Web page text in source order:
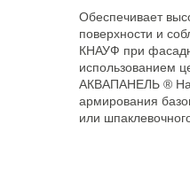
Обеспечивает
поверхности и
КНАУФ при
использованием
АКВАПАНЕЛЬ ®
армирования
или